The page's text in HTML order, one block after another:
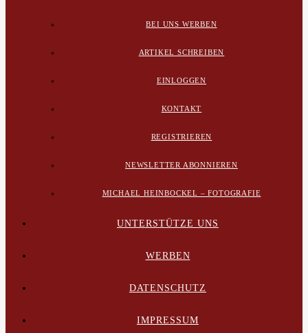
BEI UNS WERBEN
ARTIKEL SCHREIBEN
EINLOGGEN
KONTAKT
REGISTRIEREN
NEWSLETTER ABONNIEREN
MICHAEL HEINBOCKEL – FOTOGRAFIE
UNTERSTÜTZE UNS
WERBEN
DATENSCHUTZ
IMPRESSUM